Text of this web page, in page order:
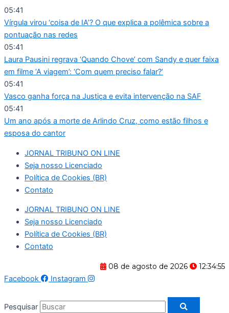
Ir
para
conteúdo
05:41
Vírgula virou ‘coisa de IA’? O que explica a polêmica sobre a
pontuação nas redes
05:41
Laura Pausini regrava ‘Quando Chove’ com Sandy e quer faixa
em filme ‘A viagem’: ‘Com quem preciso falar?’
05:41
Vasco ganha força na Justiça e evita intervenção na SAF
05:41
Um ano após a morte de Arlindo Cruz, como estão filhos e
esposa do cantor
JORNAL TRIBUNO ON LINE
Seja nosso Licenciado
Política de Cookies (BR)
Contato
JORNAL TRIBUNO ON LINE
Seja nosso Licenciado
Política de Cookies (BR)
Contato
08 de agosto de 2026
12:34:55
Facebook
Instagram
Pesquisar